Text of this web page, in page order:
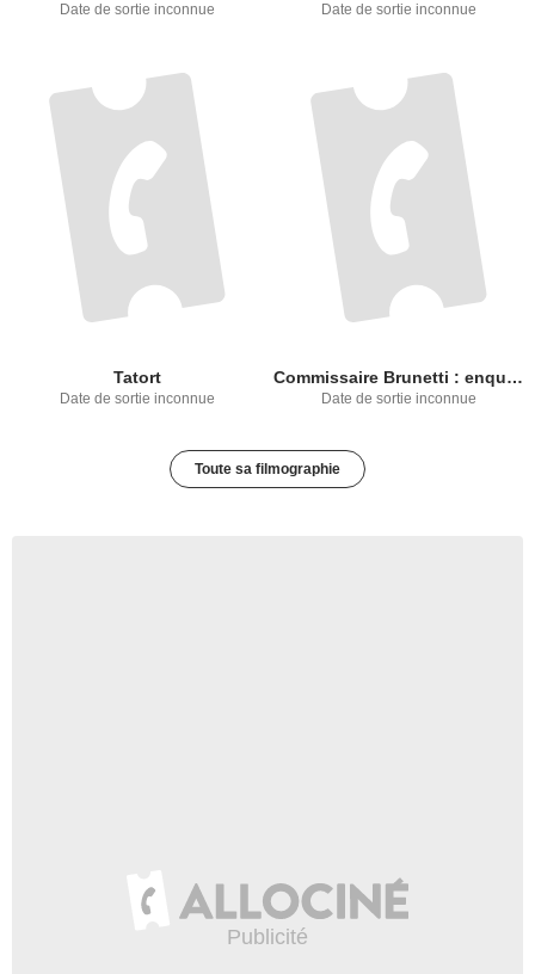
Date de sortie inconnue Date de sortie inconnue
Tatort
Date de sortie inconnue
Commissaire Brunetti : enquêtes à Venise
Date de sortie inconnue
Toute sa filmographie